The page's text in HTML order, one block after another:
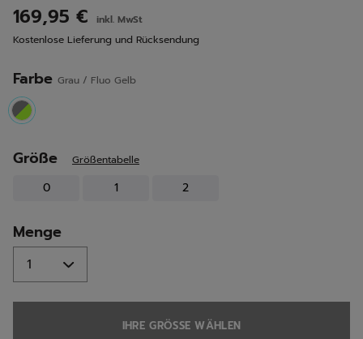
auf
derselben
Seite.
169,95 €
inkl. MwSt
Kostenlose Lieferung und Rücksendung
Farbe Grau / Fluo Gelb
selected
Größe Größentabelle
0 1 2
Menge
IHRE GRÖSSE WÄHLEN